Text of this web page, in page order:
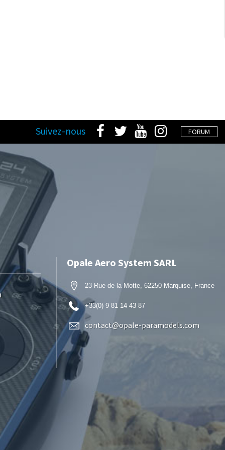
FORUM
Suivez-nous
Opale Aero System SARL
23 Rue de la Motte, 62250 Marquise, France
+33(0) 9 81 14 43 87
contact@opale-paramodels.com